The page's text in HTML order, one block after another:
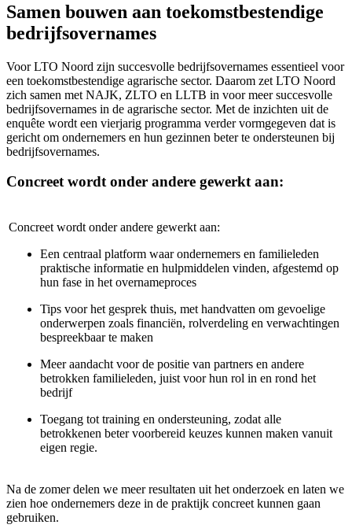
Samen bouwen aan toekomstbestendige
bedrijfsovernames
Voor LTO Noord zijn succesvolle bedrijfsovernames essentieel voor
een toekomstbestendige agrarische sector. Daarom zet LTO Noord
zich samen met NAJK, ZLTO en LLTB in voor meer succesvolle
bedrijfsovernames in de agrarische sector. Met de inzichten uit de
enquête wordt een vierjarig programma verder vormgegeven dat is
gericht om ondernemers en hun gezinnen beter te ondersteunen bij
bedrijfsovernames.
Concreet wordt onder andere gewerkt aan:
Concreet wordt onder andere gewerkt aan:
Een centraal platform waar ondernemers en familieleden
praktische informatie en hulpmiddelen vinden, afgestemd op
hun fase in het overnameproces
Tips voor het gesprek thuis, met handvatten om gevoelige
onderwerpen zoals financiën, rolverdeling en verwachtingen
bespreekbaar te maken
Meer aandacht voor de positie van partners en andere
betrokken familieleden, juist voor hun rol in en rond het
bedrijf
Toegang tot training en ondersteuning, zodat alle
betrokkenen beter voorbereid keuzes kunnen maken vanuit
eigen regie.
Na de zomer delen we meer resultaten uit het onderzoek en laten we
zien hoe ondernemers deze in de praktijk concreet kunnen gaan
gebruiken.